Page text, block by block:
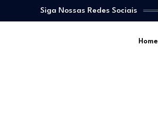
Siga Nossas Redes Sociais
Home